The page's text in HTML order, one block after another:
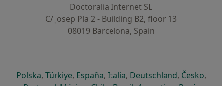
Doctoralia Internet SL
C/ Josep Pla 2 - Building B2, floor 13
08019 Barcelona, Spain
Polskase abre en una nueva pestaña
, Türkiyese abre en una nueva pestaña
, Españase abre en una nueva pestaña
, Italiase abre en una nueva
, Deutschlandse abre en
, Českose
,